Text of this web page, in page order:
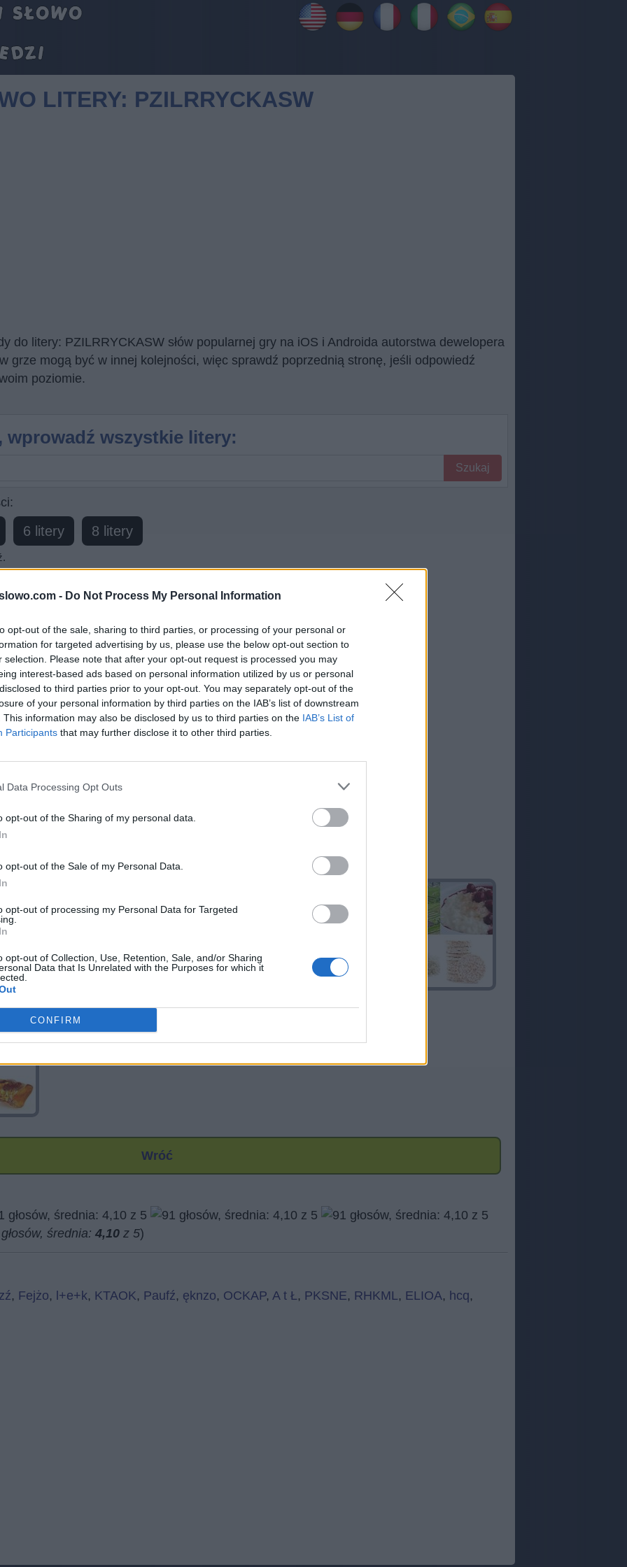
- Do Not Process My Personal Information
opt-out of the sale, sharing to third parties, or processing of your personal or
for targeted advertising by us, please use the below opt-out section to
selection. Please note that after your opt-out request is processed you may
interest-based ads based on personal information utilized by us or personal
to third parties prior to your opt-out. You may separately opt-out of the
of your personal information by third parties on the IAB’s list of downstream
This information may also be disclosed by us to third parties on the IAB’s List of
Participants that may further disclose it to other third parties.
Data Processing Opt Outs
opt-out of the Sharing of my personal data.
opt-out of the Sale of my Personal Data.
opt-out of processing my Personal Data for Targeted
opt-out of Collection, Use, Retention, Sale, and/or Sharing
Data that Is Unrelated with the Purposes for which it
CONFIRM
LITERY: PZILRRYCKASW
do litery: PZILRRYCKASW słów popularnej gry na iOS i Androida autorstwa dewelopera
grze mogą być w innej kolejności, więc sprawdź poprzednią stronę, jeśli odpowiedź
poziomie.
wprowadź wszystkie litery:
Szukaj
6 litery 8 litery
Wróć
głosów, średnia: 4,10 z 5)
, Fejżo, l+e+k, KTAOK, Paufź, ęknzo, OCKAP, A t Ł , PKSNE, RHKML , ELIOA, hcq,